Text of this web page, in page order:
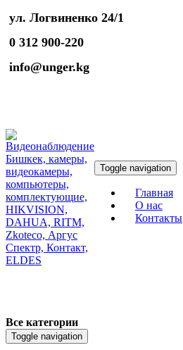
ул. Логвиненко 24/1
0 312 900-220
info@unger.kg
Toggle navigation
Главная
О нас
Контакты
Все категории
Toggle navigation